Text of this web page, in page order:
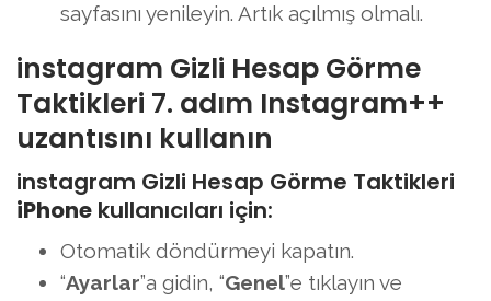
sayfasını yenileyin. Artık açılmış olmalı.
instagram Gizli Hesap Görme
Taktikleri 7. adım Instagram++
uzantısını kullanın
instagram Gizli Hesap Görme Taktikleri
iPhone kullanıcıları için:
Otomatik döndürmeyi kapatın.
“Ayarlar”a gidin, “Genel”e tıklayın ve